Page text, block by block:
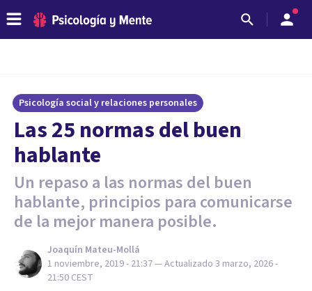
Psicología social y relaciones personales
Las 25 normas del buen
hablante
Un repaso a las normas del buen
hablante, principios para comunicarse
de la mejor manera posible.
Joaquín Mateu-Mollá
1 noviembre, 2019 - 21:37— Actualizado 3 marzo, 2026 -
21:50 CEST